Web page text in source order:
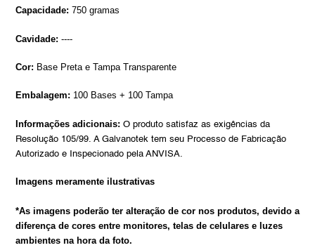
Capacidade: 750 gramas
Cavidade: ----
Cor: Base Preta e Tampa Transparente
Embalagem: 100 Bases + 100 Tampa
Informações adicionais: O produto satisfaz as exigências da
Resolução 105/99. A Galvanotek tem seu Processo de Fabricação
Autorizado e Inspecionado pela ANVISA.
Imagens meramente ilustrativas
*As imagens poderão ter alteração de cor nos produtos, devido a
diferença de cores entre monitores, telas de celulares e luzes
ambientes na hora da foto.